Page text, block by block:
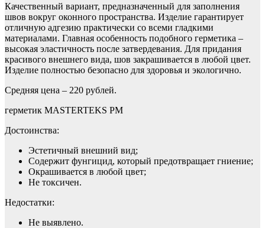
Качественный вариант, предназначенный для заполнения
швов вокруг оконного пространства. Изделие гарантирует
отличную адгезию практически со всеми гладкими
материалами. Главная особенность подобного герметика –
высокая эластичность после затвердевания. Для придания
красивого внешнего вида, шов закрашивается в любой цвет.
Изделие полностью безопасно для здоровья и экологично.
Средняя цена – 220 рублей.
герметик MASTERTEKS PM
Достоинства:
Эстетичный внешний вид;
Содержит фунгицид, который предотвращает гниение;
Окрашивается в любой цвет;
Не токсичен.
Недостатки:
Не выявлено.